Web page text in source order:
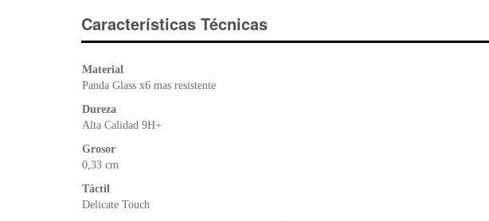
Características Técnicas
Material
Panda Glass x6 mas resistente
Dureza
Alta Calidad 9H+
Grosor
0,33 cm
Táctil
Delicate Touch